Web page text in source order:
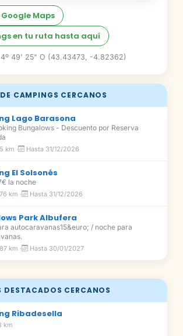
Maps
en tu ruta hasta aquí
4º 49' 25" O (43.43473, -4.82362)
CAMPINGS CERCANOS
Lago Barasona
Bungalows - Descuento por Reserva
km · Hasta 31/12/2026
El Solsonés
la noche
km · Hasta 31/12/2026
Park Albufera
autocaravanas15&euro; / noche para
km · Hasta 30/01/2027
DESTACADOS CERCANOS
Ribadesella
km